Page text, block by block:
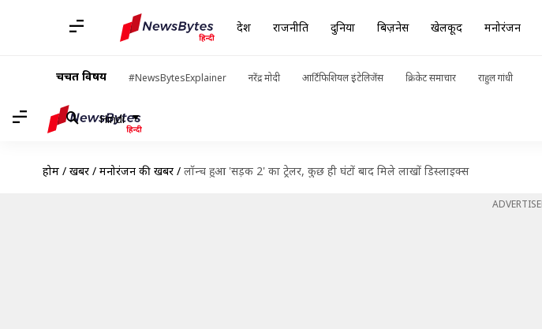
देश राजनीति दुनिया बिज़नेस खेलकूद मनोरंजन
चर्चित विषय #NewsBytesExplainer नरेंद्र मोदी आर्टिफिशियल इंटेलिजेंस क्रिकेट समाचार राहुल गांधी
Hindi
होम / खबरें / मनोरंजन की खबरें / लॉन्च हुआ 'सड़क 2' का ट्रेलर, कुछ ही घंटों बाद मिले लाखों डिस्लाइक्स